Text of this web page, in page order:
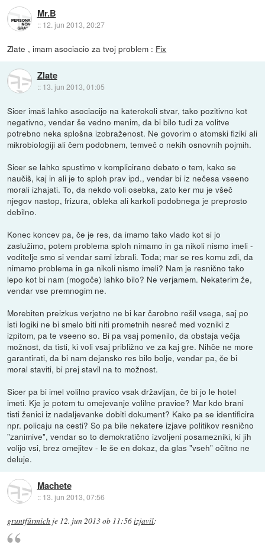
Mr.B
:: 12. jun 2013, 20:27
Zlate , imam asociacio za tvoj problem : Fix
Zlate
:: 13. jun 2013, 01:05
Sicer imaš lahko asociacijo na katerokoli stvar, tako pozitivno kot
negativno, vendar še vedno menim, da bi bilo tudi za volitve
potrebno neka splošna izobraženost. Ne govorim o atomski fiziki ali
mikrobiologiji ali čem podobnem, temveč o nekih osnovnih pojmih.
Sicer se lahko spustimo v komplicirano debato o tem, kako se
naučiš, kaj in ali je to sploh prav ipd., vendar bi iz nečesa vseeno
morali izhajati. To, da nekdo voli osebka, zato ker mu je všeč
njegov nastop, frizura, obleka ali karkoli podobnega je preprosto
debilno.
Konec koncev pa, če je res, da imamo tako vlado kot si jo
zaslužimo, potem problema sploh nimamo in ga nikoli nismo imeli -
voditelje smo si vendar sami izbrali. Toda; mar se res komu zdi, da
nimamo problema in ga nikoli nismo imeli? Nam je resnično tako
lepo kot bi nam (mogoče) lahko bilo? Ne verjamem. Nekaterim že,
vendar vse premnogim ne.
Morebiten preizkus verjetno ne bi kar čarobno rešil vsega, saj po
isti logiki ne bi smelo biti niti prometnih nesreč med vozniki z
izpitom, pa te vseeno so. Bi pa vsaj pomenilo, da obstaja večja
možnost, da tisti, ki voli vsaj približno ve za kaj gre. Nihče ne more
garantirati, da bi nam dejansko res bilo bolje, vendar pa, če bi
moral staviti, bi prej stavil na to možnost.
Sicer pa bi imel volilno pravico vsak državljan, če bi jo le hotel
imeti. Kje je potem tu omejevanje volilne pravice? Mar kdo brani
tisti ženici iz nadaljevanke dobiti dokument? Kako pa se identificira
npr. policaju na cesti? So pa bile nekatere izjave politikov resnično
"zanimive", vendar so to demokratično izvoljeni posamezniki, ki jih
volijo vsi, brez omejitev - le še en dokaz, da glas "vseh" očitno ne
deluje.
Machete
:: 13. jun 2013, 07:56
gruntfürmich je 12. jun 2013 ob 11:56izjavil: